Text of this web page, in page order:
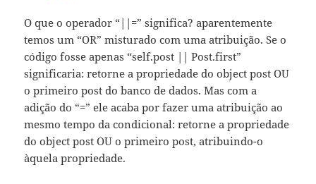
O que o operador “||=” significa? aparentemente
temos um “OR” misturado com uma atribuição. Se o
código fosse apenas “self.post || Post.first”
significaria: retorne a propriedade do object post OU
o primeiro post do banco de dados. Mas com a
adição do “=” ele acaba por fazer uma atribuição ao
mesmo tempo da condicional: retorne a propriedade
do object post OU o primeiro post, atribuindo-o
àquela propriedade.